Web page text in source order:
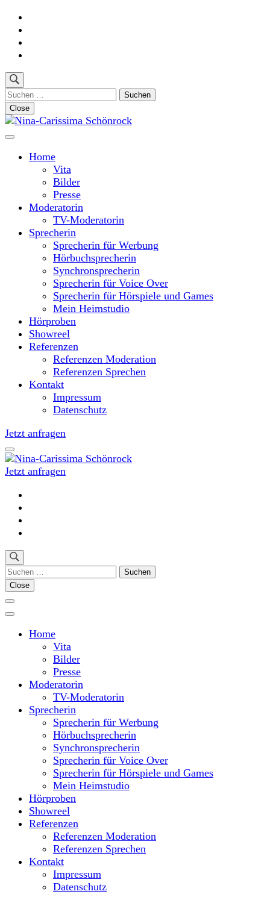
Skip
content
(Press
Suchen
nach:
Close
Nina-Carissima Schönrock
Home
Vita
Bilder
Presse
Moderatorin
TV-Moderatorin
Sprecherin
Sprecherin für Werbung
Hörbuchsprecherin
Synchronsprecherin
Sprecherin für Voice Over
Sprecherin für Hörspiele und Games
Mein Heimstudio
Hörproben
Showreel
Referenzen
Referenzen Moderation
Referenzen Sprechen
Kontakt
Impressum
Datenschutz
Jetzt anfragen
Nina-Carissima Schönrock
Jetzt anfragen
Suchen
nach:
Close
Home
Vita
Bilder
Presse
Moderatorin
TV-Moderatorin
Sprecherin
Sprecherin für Werbung
Hörbuchsprecherin
Synchronsprecherin
Sprecherin für Voice Over
Sprecherin für Hörspiele und Games
Mein Heimstudio
Hörproben
Showreel
Referenzen
Referenzen Moderation
Referenzen Sprechen
Kontakt
Impressum
Datenschutz